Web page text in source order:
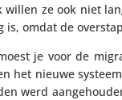
willen ze ook niet
is, omdat de
je voor de
het nieuwe
werd